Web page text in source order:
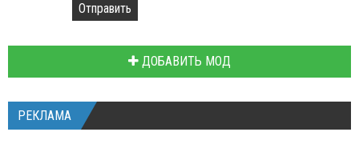
Отправить
ДОБАВИТЬ МОД
РЕКЛАМА